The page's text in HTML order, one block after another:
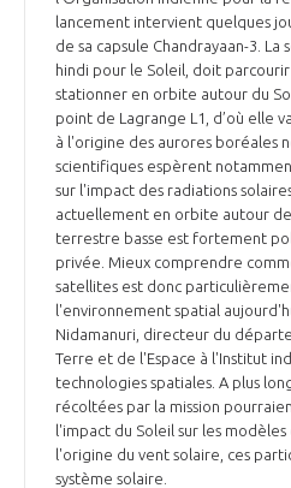
INTERNATIONALISATION
lancement intervient quelques
de sa capsule Chandrayaan-3. La
hindi pour le Soleil, doit parcourir
stationner en orbite autour du
point de Lagrange L1, d’où elle
à l'origine des aurores boréales
scientifiques espèrent
sur l'impact des radiations
actuellement en orbite autour
terrestre basse est fortement
privée. Mieux comprendre
satellites est donc
l'environnement spatial
Nidamanuri, directeur du
Terre et de l'Espace à l'Institut
technologies spatiales. A plus
récoltées par la mission
l'impact du Soleil sur les
l'origine du vent solaire, ces
système solaire.